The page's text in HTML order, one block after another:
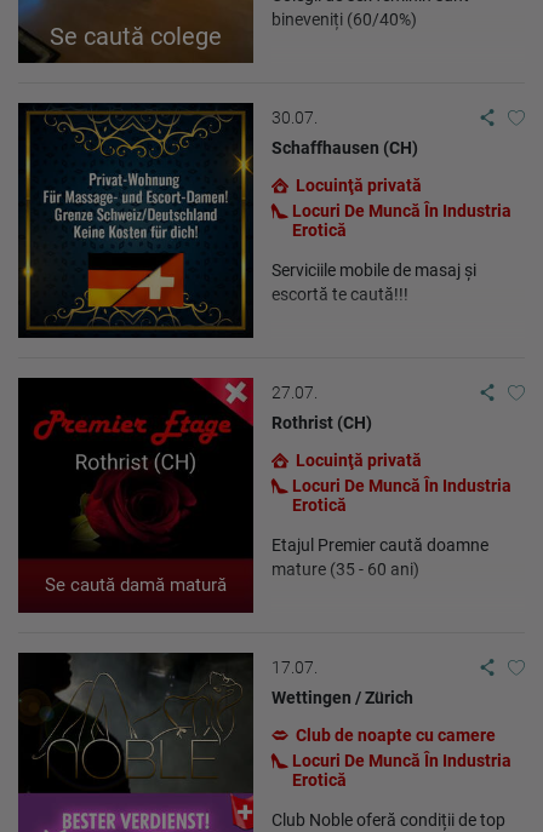
Se caută colege
bineveniți (60/40%)
30.07.
Schaffhausen (CH)
Locuinţă privată
Locuri De Muncă În Industria
Erotică
Serviciile mobile de masaj și
escortă te caută!!!
Se caută damă matură
27.07.
Rothrist (CH)
Locuinţă privată
Locuri De Muncă În Industria
Erotică
Etajul Premier caută doamne
mature (35 - 60 ani)
17.07.
Wettingen / Zürich
Club de noapte cu camere
Locuri De Muncă În Industria
Erotică
Club Noble oferă condiții de top